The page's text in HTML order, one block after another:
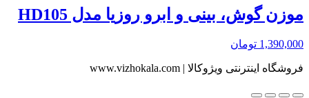
موزن گوش، بینی و ابرو روزیا مدل HD105
1,390,000 تومان
فروشگاه اینترنتی ویژوکالا | www.vizhokala.com